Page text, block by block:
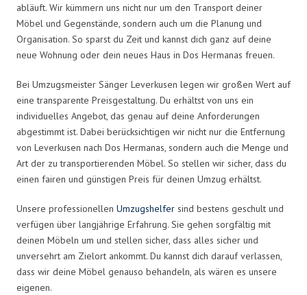
abläuft. Wir kümmern uns nicht nur um den Transport deiner
Möbel und Gegenstände, sondern auch um die Planung und
Organisation. So sparst du Zeit und kannst dich ganz auf deine
neue Wohnung oder dein neues Haus in Dos Hermanas freuen.
Bei Umzugsmeister Sänger Leverkusen legen wir großen Wert auf
eine transparente Preisgestaltung. Du erhältst von uns ein
individuelles Angebot, das genau auf deine Anforderungen
abgestimmt ist. Dabei berücksichtigen wir nicht nur die Entfernung
von Leverkusen nach Dos Hermanas, sondern auch die Menge und
Art der zu transportierenden Möbel. So stellen wir sicher, dass du
einen fairen und günstigen Preis für deinen Umzug erhältst.
Unsere professionellen Umzugshelfer sind bestens geschult und
verfügen über langjährige Erfahrung. Sie gehen sorgfältig mit
deinen Möbeln um und stellen sicher, dass alles sicher und
unversehrt am Zielort ankommt. Du kannst dich darauf verlassen,
dass wir deine Möbel genauso behandeln, als wären es unsere
eigenen.